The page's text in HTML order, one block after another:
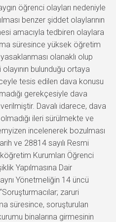
öğrenci olayları nedeniyle
benzer şiddet olaylarının
amacıyla tedbiren olaylara
süresince yüksek öğretim
olanaklı olup
bulunduğu ortaya
tesis edilen dava konusu
gerekçesiyle dava
Davalı idarece, dava
ileri sürülmekte ve
incelenerek bozulması
ve 28814 sayılı Resmi
Kurumları Öğrenci
Yapılmasına Dair
Yönetmeliğin 14 üncü
zaruri
süresince, soruşturulan
binalarına girmesinin